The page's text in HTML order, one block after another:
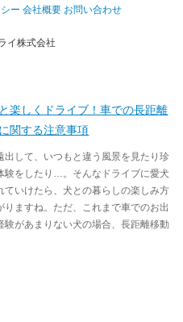
ー 会社概要 お問い合わせ
イ株式会社
楽しくドライブ！車での長距離
関する注意事項
出して、いつもと違う風景を見たり珍
験をしたり…。そんなドライブに愛犬
ていけたら、犬との暮らしの楽しみ方
りますね。ただ、これまで車でのお出
験があまりない犬の場合、長距離移動